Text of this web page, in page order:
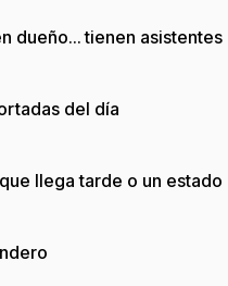
dueño… tienen asistentes
del día
llega tarde o un estado